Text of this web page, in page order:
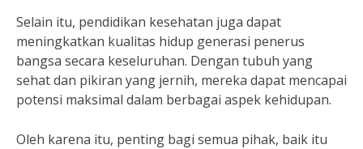
Selain itu, pendidikan kesehatan juga dapat
meningkatkan kualitas hidup generasi penerus
bangsa secara keseluruhan. Dengan tubuh yang
sehat dan pikiran yang jernih, mereka dapat mencapai
potensi maksimal dalam berbagai aspek kehidupan.
Oleh karena itu, penting bagi semua pihak, baik itu